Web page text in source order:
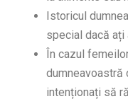
Istoricul
special dacă ați
În cazul
dumneavoastră
intenționați să